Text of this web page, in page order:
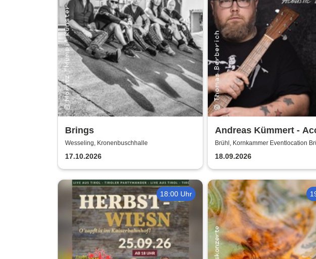
Brings
Wesseling, Kronenbuschhalle
17.10.2026
Andreas Kümmert -
Duo
Brühl, Kornkammer Eventlocation
18.09.2026
18:00 Uhr